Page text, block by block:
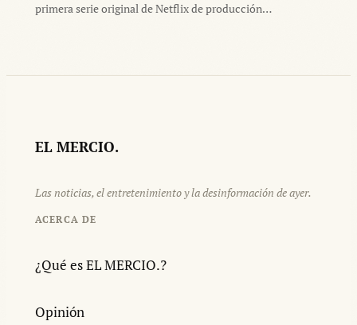
primera serie original de Netflix de producción…
EL MERCIO.
Las noticias, el entretenimiento y la desinformación de ayer.
ACERCA DE
¿Qué es EL MERCIO.?
Opinión